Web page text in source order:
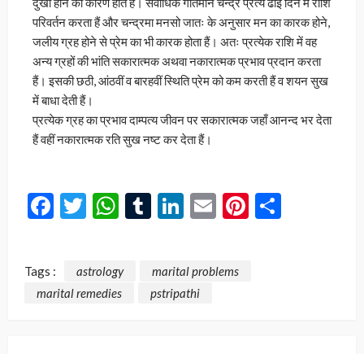
परिवर्तन करता हैं और चन्द्रमा मनसो जातः के अनुसार मन का कारक होने,
जलीय ग्रह होने से प्रेम का भी कारक होता हैं। अतः प्रत्येक राशि में वह
अन्य ग्रहों की भांति सकारात्मक अथवा नकारात्मक प्रभाव प्रदान करता
हैं। इसकी छठी, आंठवीं व बारहवीं स्थिति प्रेम को कम करती हैं व शयन सुख
में बाधा देती हैं।
प्रत्येक ग्रह का प्रभाव दाम्पत्य जीवन पर सकारात्मक जहाँ आनन्द भर देता
हैं वहीं नकारात्मक रति सुख नष्ट कर देता हैं।
Facebook
Twitter
WhatsApp
Tumblr
LinkedIn
EmailPinterest
Tags : astrology
marital problems
marital remedies
pstripathi